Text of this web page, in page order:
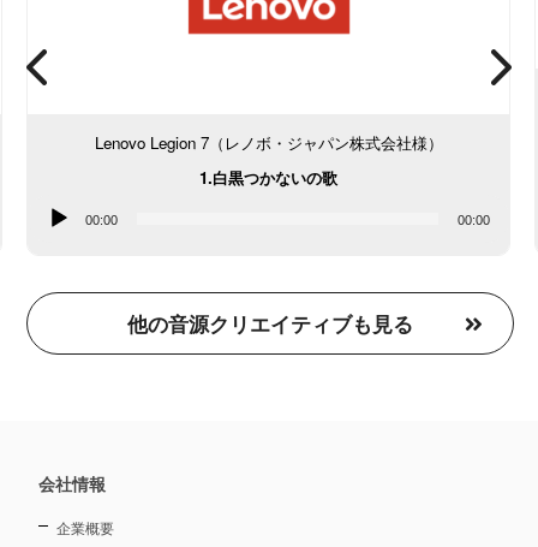
Lenovo Legion 7（レノボ・ジャパン株式会社様）
1.白黒つかないの歌
00:00 00:00
他の音源クリエイティブも見る
会社情報
企業概要